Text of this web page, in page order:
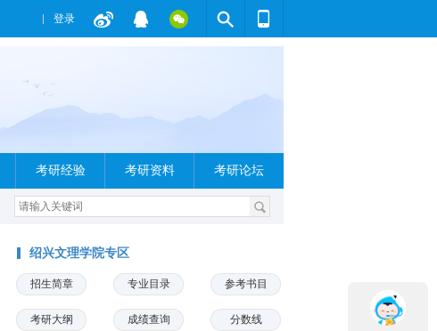
登录
考研经验 考研资料 考研论坛
绍兴文理学院专区
招生简章 专业目录 参考书目
考研大纲 成绩查询 分数线